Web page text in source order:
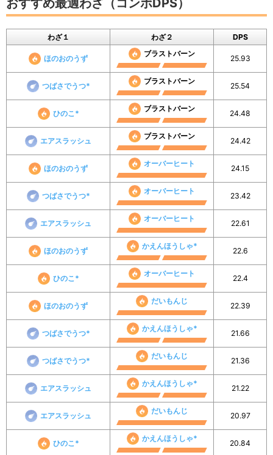
おすすめ最適わざ（コンボDPS）
わざ１ わざ２ DPS
ほのおのうず
ブラストバーン
25.93
つばさでうつ*
ブラストバーン
25.54
ひのこ*
ブラストバーン
24.48
エアスラッシュ
ブラストバーン
24.42
ほのおのうず
オーバーヒート
24.15
つばさでうつ*
オーバーヒート
23.42
エアスラッシュ
オーバーヒート
22.61
ほのおのうず
かえんほうしゃ*
22.6
ひのこ*
オーバーヒート
22.4
ほのおのうず
だいもんじ
22.39
つばさでうつ*
かえんほうしゃ*
21.66
つばさでうつ*
だいもんじ
21.36
エアスラッシュ
かえんほうしゃ*
21.22
エアスラッシュ
だいもんじ
20.97
ひのこ*
かえんほうしゃ*
20.84